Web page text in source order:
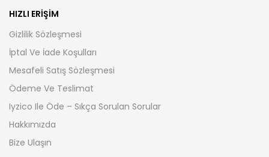
HIZLI ERIŞIM
Gizlilik Sözleşmesi
İptal Ve İade Koşulları
Mesafeli Satış Sözleşmesi
Ödeme Ve Teslimat
Iyzico Ile Öde – Sıkça Sorulan Sorular
Hakkımızda
Bize Ulaşın